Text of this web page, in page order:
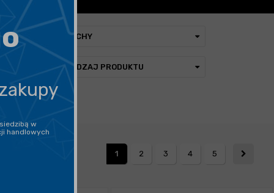
CECHY
RODZAJ PRODUKTU
1
2 3 4 5
w
handlowych